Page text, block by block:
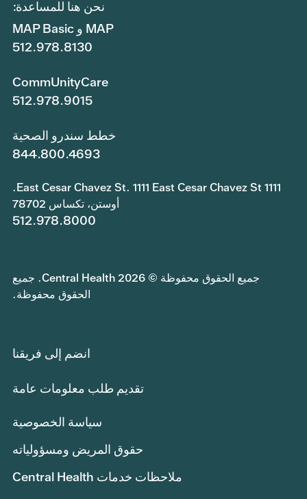
نحن هنا للمساعدة:
MAP و MAP Basic
512.978.8130
CommUnityCare
512.978.9015
خطط سندرو الصحية
844.800.4693
1111 East Cesar Chavez St. 1111 East Cesar Chavez St.
أوستن، تكساس 78702
512.978.8000
جميع الحقوق محفوظة © 2026 Central Health. جميع
الحقوق محفوظة.
انضم إلى فريقنا
تقديم طلب معلومات عامة
سياسة الخصوصية
حقوق المريض ومسؤولياته
ملاحظات خدمات Central Health